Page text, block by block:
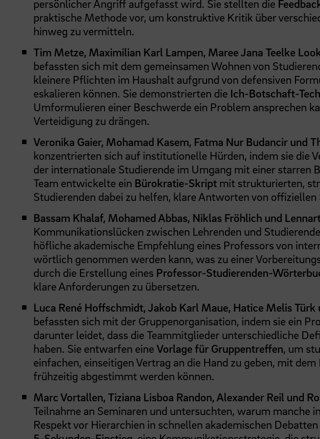
persönlicher Angriff aufgefasst wird. Sie stellten die
praktische Methode vor, um konstruktive Kritik über
hinweg zu vermitteln.
Tim Metze, Maximilian Karl Lampen, Maree Jana Teelke
befassten sich mit dem gemeinsamen Wohnen von
kleinere Pflichten im Haushalt aufgrund von defensiven
eskalieren können. Sie demonstrierten die Ich-Botschaft-
Umformulieren einer Beschwerde ein Problem ansprechen
Verteidigung zu drängen.
Veronika Gaier, Mohamad Kasem, Fatma Nur Budancir und
konzentrierten sich auf institutionelle Hürden, indem sie die
der internationale Studierende im Umgang mit einer starren
Team entwickelte ein Bürokratie-Skript mit strukturierten,
Studierenden dabei zu helfen, klare Antworten von
Bassam Khalaf, Mohamed Abbas, Niklas Fröhlich und
Kommunikationslücken zwischen Lehrenden und
höfliche akademische Empfehlung eines Professors von
wörtlich genommen werden kann, was zu einer
durch die Erstellung eines Professor-Studierenden-
klare Anforderungen zu übersetzen.
Luca René Hoffschmidt, Jakob Karl Maue, Hatice Melis
befassten sich mit der Gruppenorganisation, indem sie ein
darunter leidet, dass die Teammitglieder unterschiedliche
haben. Sie entwarfen eine Vorlage für Gruppentreffen, um
einfachen, einseitigen Vertrag an die Hand zu geben, mit
frühzeitig abgestimmt werden können.
Marc Vortallen, Tiziana Lisboa Randon, Alexander Reil und
Teilnahme an Seminaren und untersuchten, warum manche
Respekt vor Hierarchien in schnellen akademischen